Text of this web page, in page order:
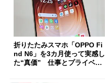
折りたたみスマホ「OPPO Fi
nd N6」を3カ月使って実感し
た“真価” 仕事とプライベー